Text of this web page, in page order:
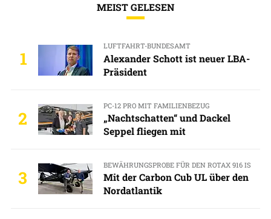
MEIST GELESEN
1
LUFTFAHRT-BUNDESAMT
Alexander Schott ist neuer LBA-
Präsident
2
PC-12 PRO MIT FAMILIENBEZUG
„Nachtschatten“ und Dackel
Seppel fliegen mit
3
BEWÄHRUNGSPROBE FÜR DEN ROTAX 916 IS
Mit der Carbon Cub UL über den
Nordatlantik